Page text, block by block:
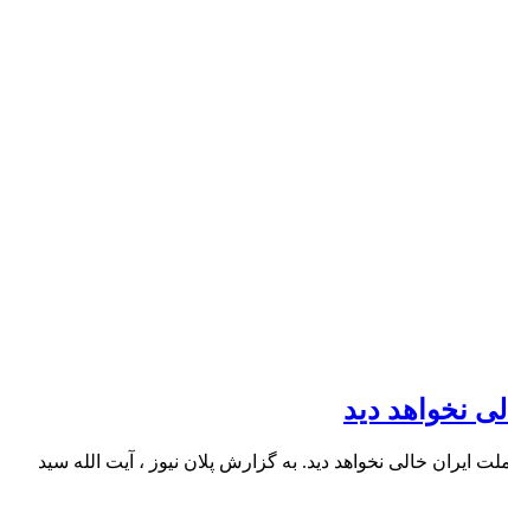
نخواهد دید
خالی نخواهد دید. به گزارش پلان نیوز ، آیت الله سید